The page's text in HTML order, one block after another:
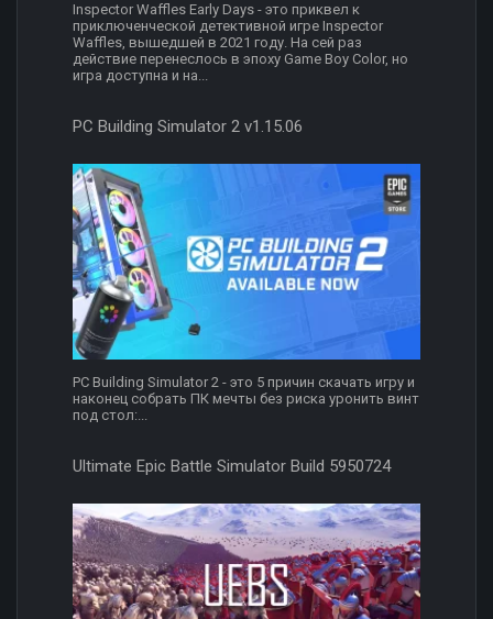
Inspector Waffles Early Days - это приквел к
приключенческой детективной игре Inspector
Waffles, вышедшей в 2021 году. На сей раз
действие перенеслось в эпоху Game Boy Color, но
игра доступна и на...
PC Building Simulator 2 v1.15.06
PC Building Simulator 2 - это 5 причин скачать игру и
наконец собрать ПК мечты без риска уронить винт
под стол:...
Ultimate Epic Battle Simulator Build 5950724